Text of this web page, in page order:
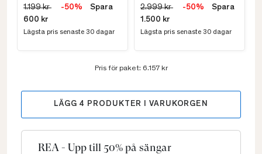
1.199 kr
-50%
Spara
600 kr
Lägsta pris senaste 30 dagar
2.999 kr
-50%
Spara
1.500 kr
Lägsta pris senaste 30 dagar
Pris för paket: 6.157 kr
LÄGG 4 PRODUKTER I VARUKORGEN
REA - Upp till 50% på sängar